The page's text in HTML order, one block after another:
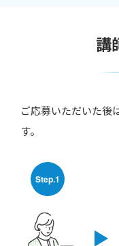
講
ご応募いただいた後
す。
Step.1